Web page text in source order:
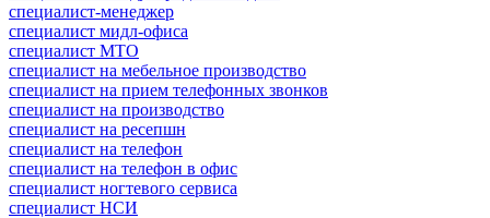
специалист-менеджер
специалист мидл-офиса
специалист МТО
специалист на мебельное производство
специалист на прием телефонных звонков
специалист на производство
специалист на ресепшн
специалист на телефон
специалист на телефон в офис
специалист ногтевого сервиса
специалист НСИ